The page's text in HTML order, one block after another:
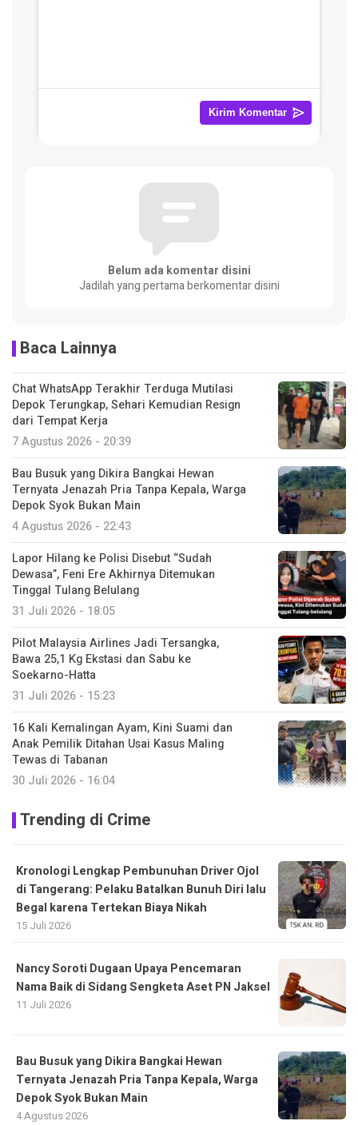
Belum ada komentar disini
Jadilah yang pertama berkomentar disini
Baca Lainnya
Chat WhatsApp Terakhir Terduga Mutilasi
Depok Terungkap, Sehari Kemudian Resign
dari Tempat Kerja
7 Agustus 2026 - 20:39
Bau Busuk yang Dikira Bangkai Hewan
Ternyata Jenazah Pria Tanpa Kepala, Warga
Depok Syok Bukan Main
4 Agustus 2026 - 22:43
Lapor Hilang ke Polisi Disebut “Sudah
Dewasa”, Feni Ere Akhirnya Ditemukan
Tinggal Tulang Belulang
31 Juli 2026 - 18:05
Pilot Malaysia Airlines Jadi Tersangka,
Bawa 25,1 Kg Ekstasi dan Sabu ke
Soekarno-Hatta
31 Juli 2026 - 15:23
16 Kali Kemalingan Ayam, Kini Suami dan
Anak Pemilik Ditahan Usai Kasus Maling
Tewas di Tabanan
30 Juli 2026 - 16:04
Trending di Crime
Kronologi Lengkap Pembunuhan Driver Ojol
di Tangerang: Pelaku Batalkan Bunuh Diri lalu
Begal karena Tertekan Biaya Nikah
15 Juli 2026
Nancy Soroti Dugaan Upaya Pencemaran
Nama Baik di Sidang Sengketa Aset PN Jaksel
11 Juli 2026
Bau Busuk yang Dikira Bangkai Hewan
Ternyata Jenazah Pria Tanpa Kepala, Warga
Depok Syok Bukan Main
4 Agustus 2026